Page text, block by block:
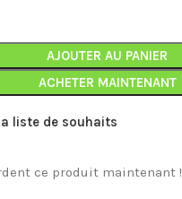
AJOUTER AU PANIER
ACHETER MAINTENANT
liste de souhaits
ce produit maintenant !